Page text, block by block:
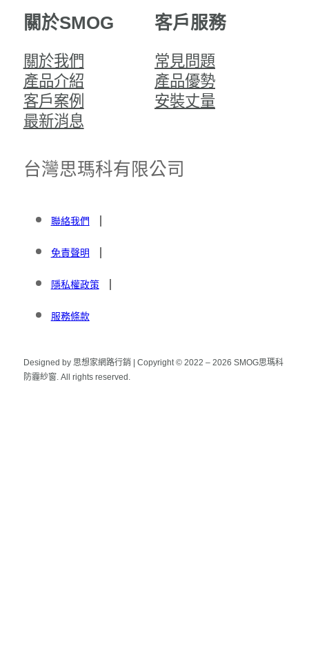
關於SMOG
關於我們
產品介紹
客戶案例
最新消息
客戶服務
常見問題
產品優勢
安裝丈量
聯絡我們
免責聲明
隱私權政策
服務條款
Designed by 思想家網路行銷 | Copyright © 2022 – 2026 SMOG思瑪科
防霾紗窗. All rights reserved.
台灣思瑪科有限公司